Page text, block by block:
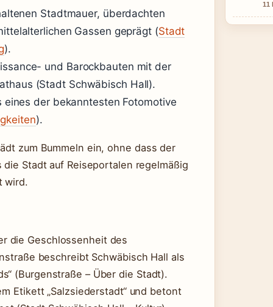
Stadtmauer, überdachten
Gassen geprägt (Stadt
).
und Barockbauten mit der
(Stadt Schwäbisch Hall).
eines der bekanntesten Fotomotive
).
zum Bummeln ein, ohne dass der
Stadt auf Reiseportalen regelmäßig
wird.
die Geschlossenheit des
beschreibt Schwäbisch Hall als
(Burgenstraße – Über die Stadt).
Etikett „Salzsiederstadt“ und betont
11